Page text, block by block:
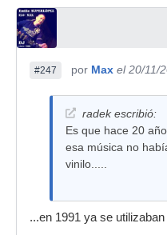
#247 por Max el 20/11/
radek escribió:
Es que hace 20
esa música no
vinilo.....
...en 1991 ya se